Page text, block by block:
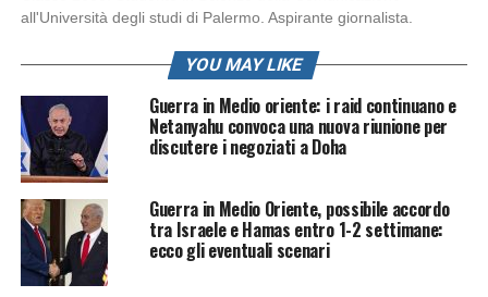
all'Università degli studi di Palermo. Aspirante giornalista.
YOU MAY LIKE
Guerra in Medio oriente: i raid continuano e
Netanyahu convoca una nuova riunione per
discutere i negoziati a Doha
Guerra in Medio Oriente, possibile accordo
tra Israele e Hamas entro 1-2 settimane:
ecco gli eventuali scenari